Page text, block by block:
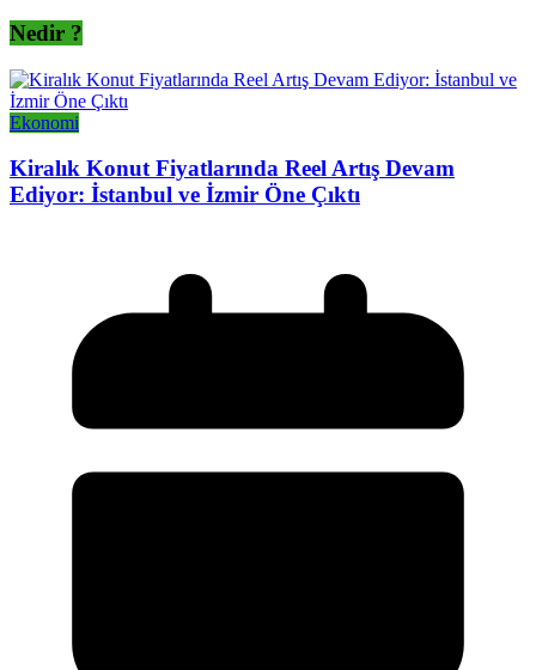
Nedir ?
Ekonomi
Kiralık Konut Fiyatlarında Reel Artış Devam
Ediyor: İstanbul ve İzmir Öne Çıktı